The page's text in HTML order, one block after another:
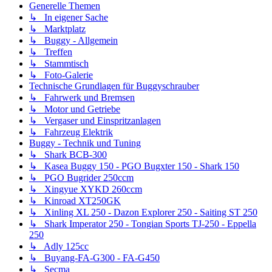
Generelle Themen
↳ In eigener Sache
↳ Marktplatz
↳ Buggy - Allgemein
↳ Treffen
↳ Stammtisch
↳ Foto-Galerie
Technische Grundlagen für Buggyschrauber
↳ Fahrwerk und Bremsen
↳ Motor und Getriebe
↳ Vergaser und Einspritzanlagen
↳ Fahrzeug Elektrik
Buggy - Technik und Tuning
↳ Shark BCB-300
↳ Kasea Buggy 150 - PGO Bugxter 150 - Shark 150
↳ PGO Bugrider 250ccm
↳ Xingyue XYKD 260ccm
↳ Kinroad XT250GK
↳ Xinling XL 250 - Dazon Explorer 250 - Saiting ST 250
↳ Shark Imperator 250 - Tongian Sports TJ-250 - Eppella
250
↳ Adly 125cc
↳ Buyang-FA-G300 - FA-G450
↳ Secma